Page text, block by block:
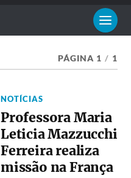
PÁGINA 1 / 1
NOTÍCIAS
Professora Maria
Leticia Mazzucchi
Ferreira realiza
missão na França